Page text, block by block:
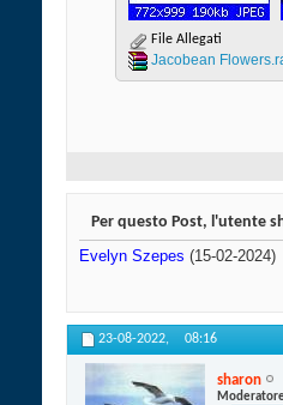
File Allegati
Jacobean
Per questo Post, l'utente
Evelyn Szepes (15-02-2024)
23-08-2022, 08:16
sharon